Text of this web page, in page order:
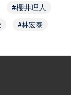
櫻井理人
林宏泰